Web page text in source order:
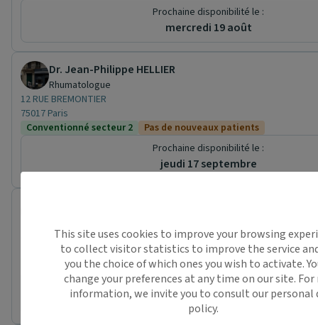
Prochaine disponibilité le :
mercredi 19 août
Dr. Jean-Philippe HELLIER
Rhumatologue
12 RUE BREMONTIER
75017 Paris
Conventionné secteur 2
Pas de nouveaux patients
Prochaine disponibilité le :
jeudi 17 septembre
12 RUE BREMONTIER
75017 Paris
Conventionné secteur 2
Pas de nouveaux patients
Prochaine disponibilité le :
jeudi 17 septembre
This site uses cookies to improve your browsing
to collect visitor statistics to improve the service
you the choice of which ones you wish to activate.
change your preferences at any time on our site.
information, we invite you to consult our personal
policy.